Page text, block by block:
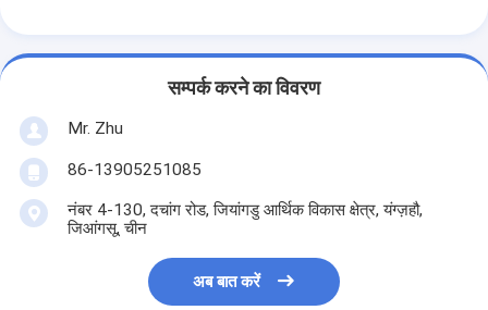
सम्पर्क करने का विवरण
Mr. Zhu
86-13905251085
नंबर 4-130, दचांग रोड, जियांगडु आर्थिक विकास क्षेत्र, यंग्ज़हौ,
जिआंगसू, चीन
अब बात करें